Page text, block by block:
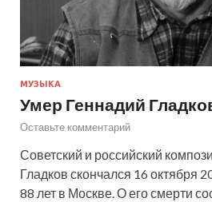
МУЗЫКА
Умер Геннадий
Оставьте комментарий
Советский и российский
Гладков скончался 16 октября
88 лет в Москве. О его смерти